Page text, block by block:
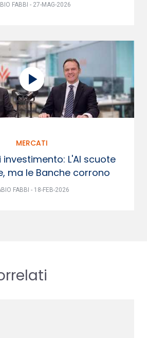
FABBI - 27-MAG-2026
MERCATI
L'AI scuote
ma le Banche corrono
FABBI - 18-FEB-2026